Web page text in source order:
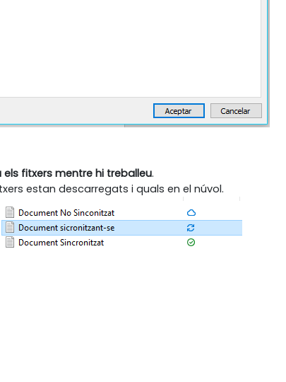
els fitxers mentre hi treballeu.
estan descarregats i quals en el núvol.